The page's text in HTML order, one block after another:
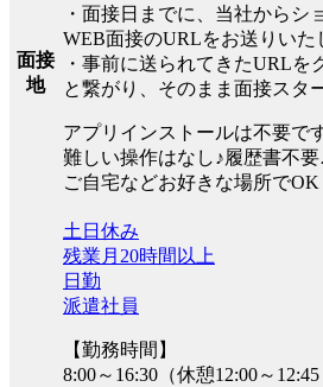
面接
地
・面接日までに、当社からシ
WEB面接のURLをお送りいた
・事前に送られてきたURLを
と繋がり、そのまま面接スタ
アプリインストールは不要です
難しい操作はなし♪履歴書不要
ご自宅などお好きな場所でOK
土日休み
残業月20時間以上
日勤
派遣社員
【勤務時間】
8:00～16:30（休憩12:00～